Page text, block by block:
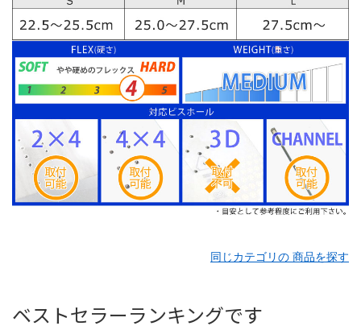
同じカテゴリの 商品を探す
ベストセラーランキングです